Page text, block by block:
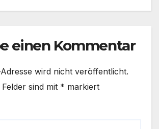
einen Kommentar
wird nicht veröffentlicht.
sind mit * markiert